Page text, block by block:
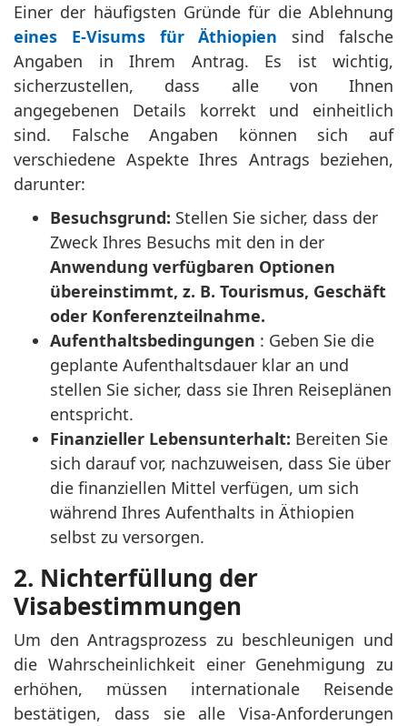
Einer der häufigsten Gründe für die Ablehnung
eines E-Visums für Äthiopien sind falsche
Angaben in Ihrem Antrag. Es ist wichtig,
sicherzustellen, dass alle von Ihnen
angegebenen Details korrekt und einheitlich
sind. Falsche Angaben können sich auf
verschiedene Aspekte Ihres Antrags beziehen,
darunter:
Besuchsgrund: Stellen Sie sicher, dass der
Zweck Ihres Besuchs mit den in der
Anwendung verfügbaren Optionen
übereinstimmt, z. B. Tourismus, Geschäft
oder Konferenzteilnahme.
Aufenthaltsbedingungen : Geben Sie die
geplante Aufenthaltsdauer klar an und
stellen Sie sicher, dass sie Ihren Reiseplänen
entspricht.
Finanzieller Lebensunterhalt: Bereiten Sie
sich darauf vor, nachzuweisen, dass Sie über
die finanziellen Mittel verfügen, um sich
während Ihres Aufenthalts in Äthiopien
selbst zu versorgen.
2. Nichterfüllung der
Visabestimmungen
Um den Antragsprozess zu beschleunigen und
die Wahrscheinlichkeit einer Genehmigung zu
erhöhen, müssen internationale Reisende
bestätigen, dass sie alle Visa-Anforderungen